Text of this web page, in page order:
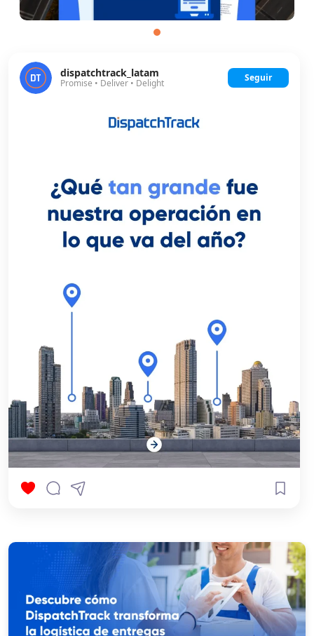
dispatchtrack_latam
Promise • Deliver • Delight Seguir